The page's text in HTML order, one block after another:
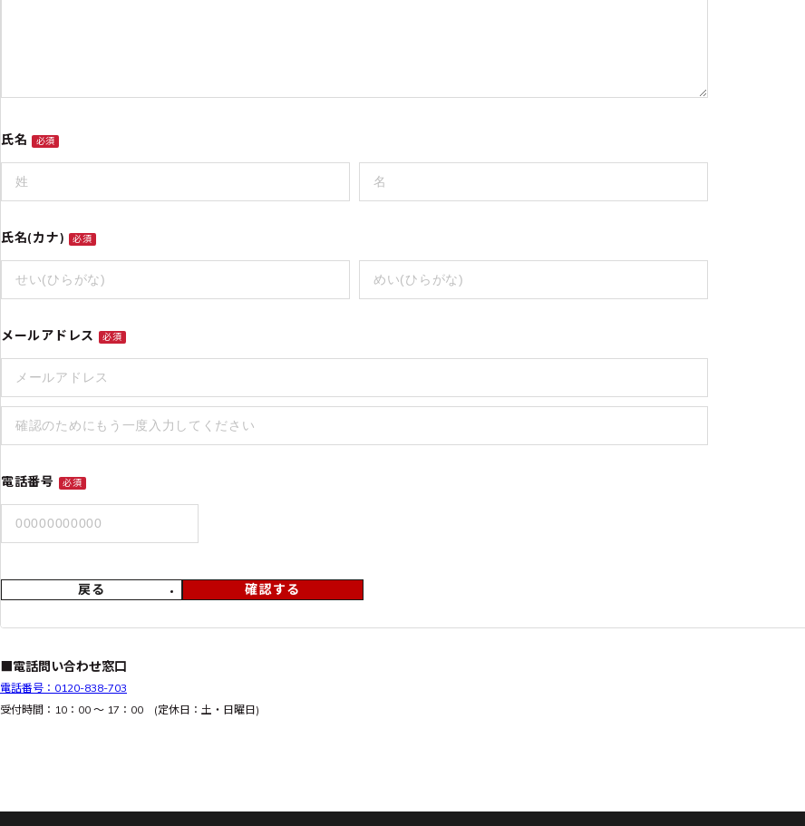
氏名 必須
氏名(カナ) 必須
メールアドレス 必須
電話番号 必須
戻る 確認する
■電話問い合わせ窓口
電話番号：0120-838-703
受付時間：10：00 ～ 17：00 (定休日：土・日曜日)